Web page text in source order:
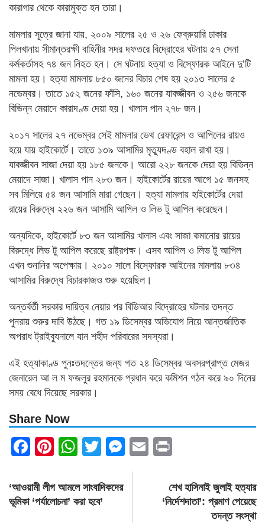
কারাগার থেকে কারামুক্ত হন তারা।
মামলার সূত্রে জানা যায়, ২০০৯ সালের ২৫ ও ২৬ ফেব্রুয়ারি ঢাকার
পিলখানায় সীমান্তরক্ষী বাহিনীর সদর দফতরে বিদ্রোহের ঘটনায় ৫৭ সেনা
কর্মকর্তাসহ ৭৪ জন নিহত হন। সে ঘটনায় হত্যা ও বিস্ফোরক আইনে দু’টি
মামলা হয়। হত্যা মামলায় ৮৫০ জনের বিচার শেষ হয় ২০১৩ সালের ৫
নভেম্বর। তাতে ১৫২ জনের ফাঁসি, ১৬০ জনের যাবজ্জীবন ও ২৫৬ জনকে
বিভিন্ন মেয়াদে কারাদণ্ড দেয়া হয়। খালাস পান ২৭৮ জন।
২০১৭ সালের ২৭ নভেম্বর সেই মামলার ডেথ রেফারেন্স ও আপিলের রায়ও
হয়ে যায় হাইকোর্টে। তাতে ১৩৯ আসামির মৃত্যুদণ্ড বহাল রাখা হয়।
যাবজ্জীবন সাজা দেয়া হয় ১৮৫ জনকে। আরো ২২৮ জনকে দেয়া হয় বিভিন্ন
মেয়াদে সাজা। খালাস পান ২৮৩ জন। হাইকোর্টের রায়ের আগে ১৫ জনসহ
সব মিলিয়ে ৫৪ জন আসামি মারা গেছেন। হত্যা মামলায় হাইকোর্টের দেয়া
রায়ের বিরুদ্ধে ২২৬ জন আসামি আপিল ও লিভ টু আপিল করেছেন।
অন্যদিকে, হাইকোর্টে ৮৩ জন আসামির খালাস এবং সাজা কমানোর রায়ের
বিরুদ্ধে লিভ টু আপিল করেছে রাষ্ট্রপক্ষ। এসব আপিল ও লিভ টু আপিল
এখন শুনানির অপেক্ষায়। ২০১০ সালে বিস্ফোরক আইনের মামলায় ৮৩৪
আসামির বিরুদ্ধে বিচারকাজও শুরু হয়েছিল।
অন্তর্বর্তী সরকার দায়িত্ব নেয়ার পর বিডিআর বিদ্রোহের ঘটনার তদন্ত
পুনরায় শুরুর দাবি উঠছে। গত ১৯ ডিসেম্বর অভিযোগ নিয়ে আন্তর্জাতিক
অপরাধ ট্রাইব্যুনালে যান শহীদ পরিবারের সদস্যরা।
এই হত্যাকাণ্ড পুনঃতদন্তের জন্য গত ২৪ ডিসেম্বর অবসরপ্রাপ্ত মেজর
জেনারেল আ ল ম ফজলুর রহমানকে প্রধান করে কমিশন গঠন করে ৯০ দিনের
সময় বেধে দিয়েছে সরকার।
Share Now
Facebook
Pinterest
WhatsApp
TwitterMessenger
Email
Post
navigation
‘আওয়ামী লীগ আমলে সাংবাদিকদের
ভূমিকা ‘পর্যালোচনা’ করা হবে’
শেখ হাসিনাই জুলাই হত্যার
‘নির্দেশদাতা’: প্রমাণ পেয়েছে
তদন্ত সংস্থা